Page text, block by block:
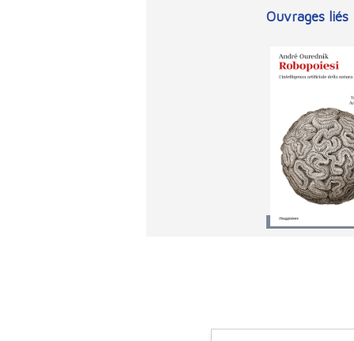
Ouvrages liés